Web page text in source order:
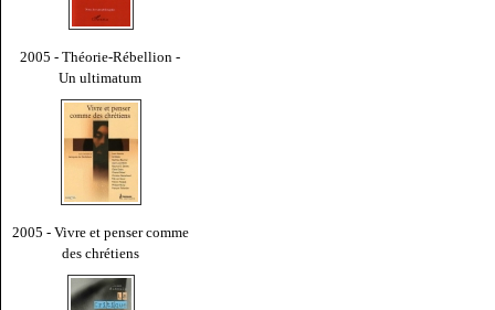
2005 - Théorie-Rébellion -
Un ultimatum
2005 - Vivre et penser comme
des chrétiens